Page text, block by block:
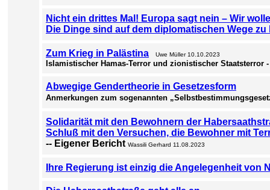
Nicht ein drittes Mal! Europa sagt nein – Wir
Die Dinge sind auf dem diplomatischen Wege zu
Zum Krieg in Palästina Uwe Müller 10.10.2023
Islamistischer Hamas-Terror und zionistischer Staatsterror
Abwegige Gendertheorie in Gesetzesform
Anmerkungen zum sogenannten
Solidarität mit den Bewohnern der
Schluß mit den Versuchen, die Bewohner mit
-- Eigener Bericht Wassili Gerhard 11.08.2023
Ihre Regierung ist einzig die Angelegenheit von